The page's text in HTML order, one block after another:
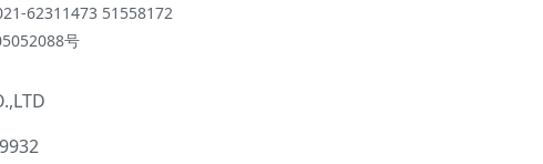
62311473 51558172
号